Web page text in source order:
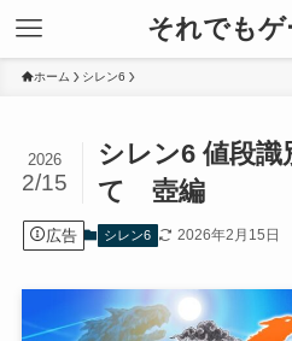
それでもゲ
ホーム シレン6
シレン6 値段
て 壺編
2026
2/15
広告 シレン6 2026年2月15日